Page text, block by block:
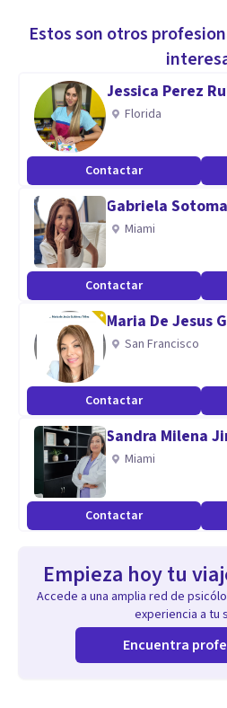
Aptitudes
Neurodiversidad (TDAH-
Ansiedad e insomnio
Depresión, Apatia
Baja autoestima,
Sentido de la vida
crisis exitencional, emocional
duelo
Ataques de Pánico
Desarrollo personal
Estos son otros
Jessica Perez
Florida
Contactar
Gabriela
Miami
Contactar
Maria De Jesus
San Francisco
Contactar
Sandra Milena
Miami
Contactar
Empieza hoy tu
Accede a una amplia red de
experiencia a tu
Encuentra